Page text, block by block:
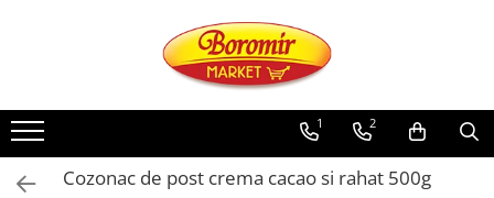
Noutati
Produse de post
Cozonac
1 2
Cozonac de post crema cacao si rahat 500g